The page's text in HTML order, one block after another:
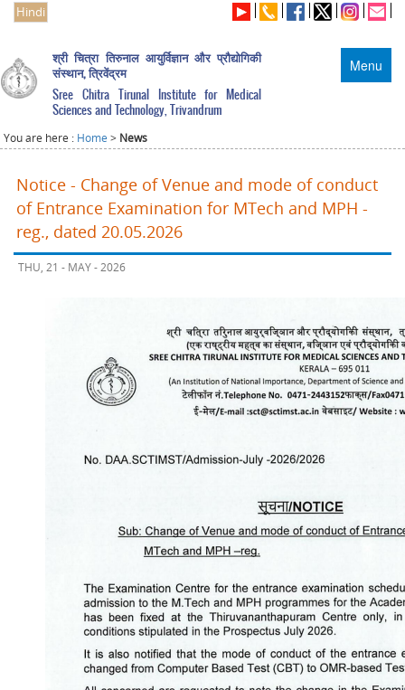
Hindi
Menu
श्री चित्रा तिरुनाल आयुर्विज्ञान और प्रौद्योगिकी
संस्थान, त्रिवेंद्रम
Sree Chitra Tirunal Institute for Medical
Sciences and Technology, Trivandrum
You are here : Home > News
Notice - Change of Venue and mode of conduct
of Entrance Examination for MTech and MPH -
reg., dated 20.05.2026
THU, 21 - MAY - 2026